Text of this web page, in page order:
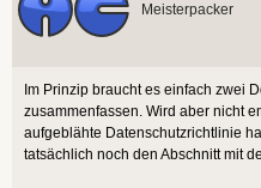
Meisterpacker
Im Prinzip braucht es einfach zwei
zusammenfassen. Wird aber nicht
aufgeblähte Datenschutzrichtlinie
tatsächlich noch den Abschnitt mit